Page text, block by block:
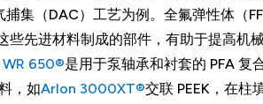
集（DAC）工艺为例。全氟弹性体（
些先进材料制成的部件，有助于提高机
650®是用于泵轴承和衬套的 PFA 复
，如Arlon 3000XT®交联 PEEK，在柱